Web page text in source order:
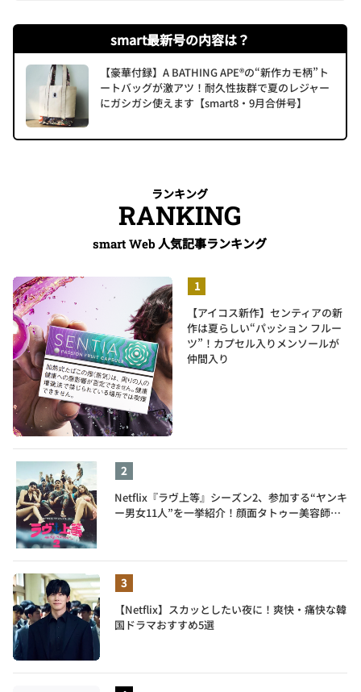
smart最新号の内容は？
【豪華付録】A BATHING APE®の“新作カモ柄”ト
ートバッグが激アツ！耐久性抜群で夏のレジャー
にガシガシ使えます【smart8・9月合併号】
ランキング
RANKING
smart Web 人気記事ランキング
【アイコス新作】センティアの新
作は夏らしい“パッション フルー
ツ”！カプセル入りメンソールが
仲間入り
Netflix『ラヴ上等』シーズン2、参加する“ヤンキ
ー男女11人”を一挙紹介！顔面タトゥー美容師、
【Netflix】スカッとしたい夜に！爽快・痛快な韓
国ドラマおすすめ5選